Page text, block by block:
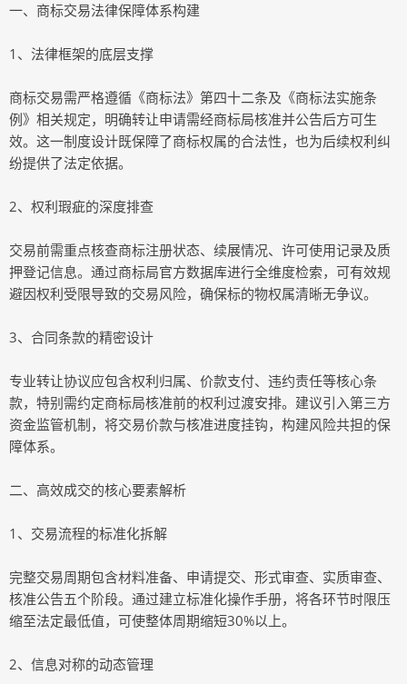
一、商标交易法律保障体系构建
1、法律框架的底层支撑
商标交易需严格遵循《商标法》第四十二条及《商标法实施条
例》相关规定，明确转让申请需经商标局核准并公告后方可生
效。这一制度设计既保障了商标权属的合法性，也为后续权利纠
纷提供了法定依据。
2、权利瑕疵的深度排查
交易前需重点核查商标注册状态、续展情况、许可使用记录及质
押登记信息。通过商标局官方数据库进行全维度检索，可有效规
避因权利受限导致的交易风险，确保标的物权属清晰无争议。
3、合同条款的精密设计
专业转让协议应包含权利归属、价款支付、违约责任等核心条
款，特别需约定商标局核准前的权利过渡安排。建议引入第三方
资金监管机制，将交易价款与核准进度挂钩，构建风险共担的保
障体系。
二、高效成交的核心要素解析
1、交易流程的标准化拆解
完整交易周期包含材料准备、申请提交、形式审查、实质审查、
核准公告五个阶段。通过建立标准化操作手册，将各环节时限压
缩至法定最低值，可使整体周期缩短30%以上。
2、信息对称的动态管理